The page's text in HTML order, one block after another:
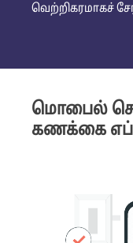
வெற்றிகரமாகச்
மொபைல்
கணக்கை